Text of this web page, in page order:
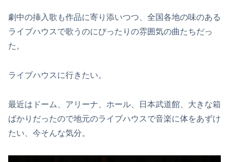
劇中の挿入歌も作品に寄り添いつつ、全国各地の味のある
ライブハウスで歌うのにぴったりの雰囲気の曲たちだっ
た。
ライブハウスに行きたい。
最近はドーム、アリーナ、ホール、日本武道館、大きな箱
ばかりだったので地元のライブハウスで音楽に体をあずけ
たい、今そんな気分。